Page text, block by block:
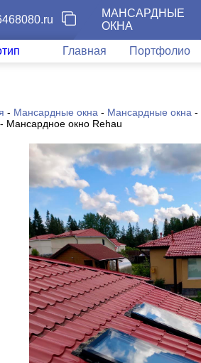
МАНСАРДНЫЕ
ОКНА
Главная Портфолио
- Мансардные окна - Мансардные окна -
- Мансардное окно Rehau